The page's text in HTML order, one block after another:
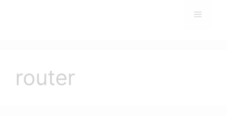
Menu
router